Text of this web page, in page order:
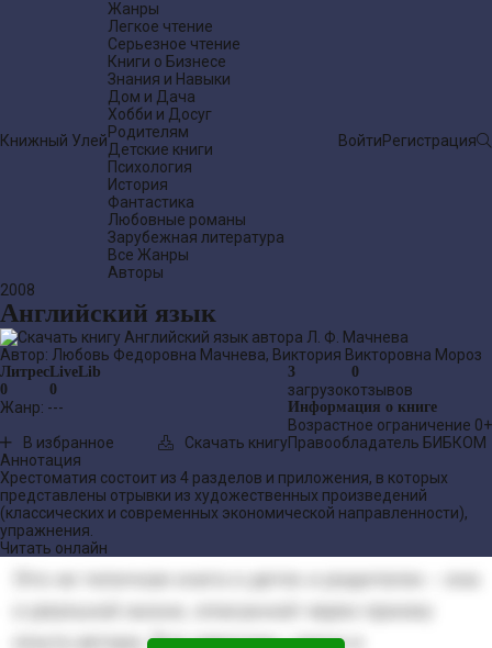
Книжный Улей
Жанры
Легкое чтение
Серьезное чтение
Книги о Бизнесе
Знания и Навыки
Дом и Дача
Хобби и Досуг
Родителям
Детские книги
Психология
История
Фантастика
Любовные романы
Зарубежная литература
Все Жанры
Авторы
ВойтиРегистрация
Английский язык
2008
Автор: Любовь Федоровна Мачнева, Виктория Викторовна Мороз
Литрес
0
LiveLib
0
Жанр: ---
В избранное
Скачать книгу
3
загрузок
0
отзывов
Информация о книге
Возрастное ограничение 0+
Правообладатель БИБКОМ
Аннотация
Хрестоматия состоит из 4 разделов и приложения, в которых
представлены отрывки из художественных произведений
(классических и современных экономической направленности),
упражнения.
Читать онлайн